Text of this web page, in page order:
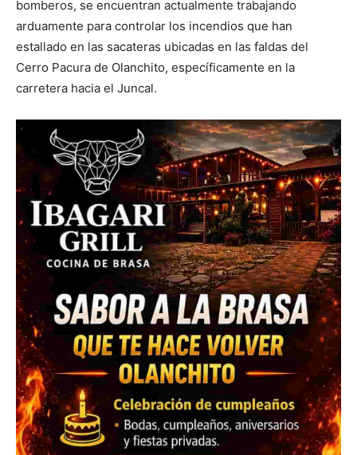
bomberos, se encuentran actualmente trabajando
arduamente para controlar los incendios que han
estallado en las sacateras ubicadas en las faldas del
Cerro Pacura de Olanchito, específicamente en la
carretera hacia el Juncal.